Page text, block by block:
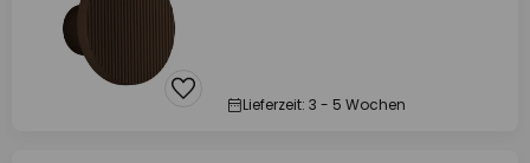
Lieferzeit: 3 - 5 Wochen